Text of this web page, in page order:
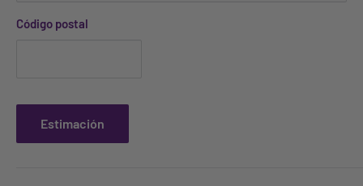
Código postal
Estimación